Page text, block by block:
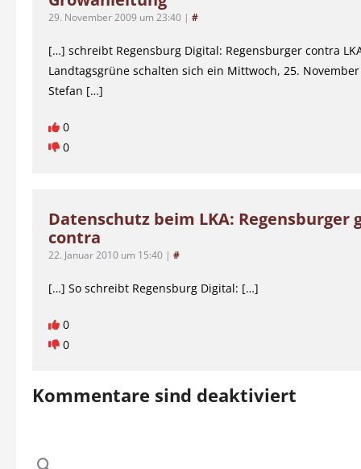
29. November 2009 um 23:40 | #
[…] schreibt Regensburg Digital: Regensburger contra
Landtagsgrüne schalten sich ein Mittwoch, 25. November
Stefan […]
0
0
Datenschutz beim LKA: Regensburger
contra
22. Januar 2010 um 15:40 | #
[…] So schreibt Regensburg Digital: […]
0
0
Kommentare sind deaktiviert